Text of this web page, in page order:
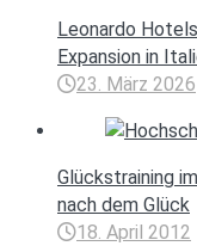
Leonardo
Expansion in
23. März 2026
Glückstraining
nach dem Glück
18. April 2012